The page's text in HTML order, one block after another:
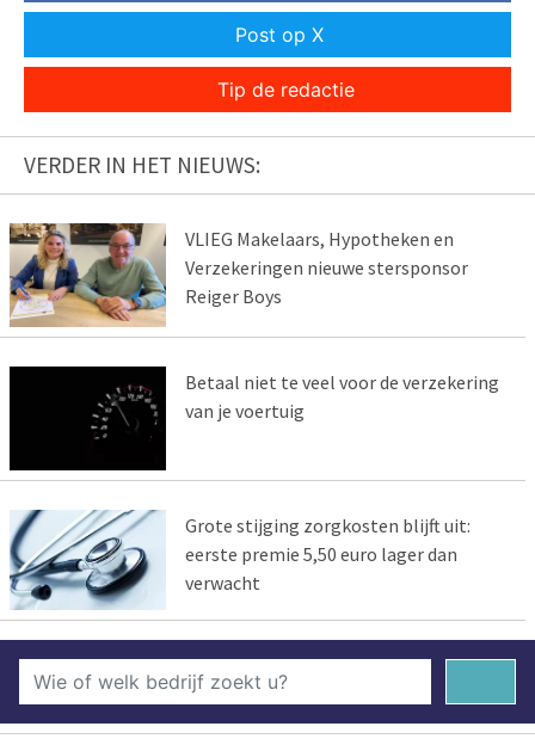
Post op X
Tip de redactie
VERDER IN HET NIEUWS:
VLIEG Makelaars, Hypotheken en
Verzekeringen nieuwe stersponsor
Reiger Boys
Betaal niet te veel voor de verzekering
van je voertuig
Grote stijging zorgkosten blijft uit:
eerste premie 5,50 euro lager dan
verwacht